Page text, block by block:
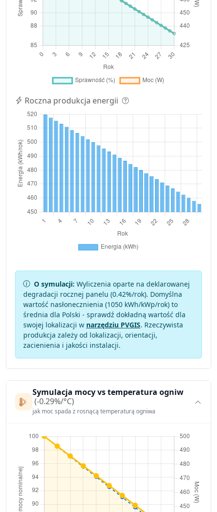
Roczna produkcja energii
O symulacji: Wyliczenia oparte na deklarowanej
degradacji rocznej panelu (0.42%/rok). Domyślna
wartość nasłonecznienia (1050 kWh/kWp/rok) to
średnia dla Polski - sprawdź dokładną wartość dla
swojej lokalizacji w narzędziu PVGIS. Rzeczywista
produkcja zależy od lokalizacji, orientacji,
zacienienia i jakości instalacji.
Symulacja mocy vs temperatura ogniw
(-0.29%/°C)
jak moc spada z rosnącą temperaturą ogniwa